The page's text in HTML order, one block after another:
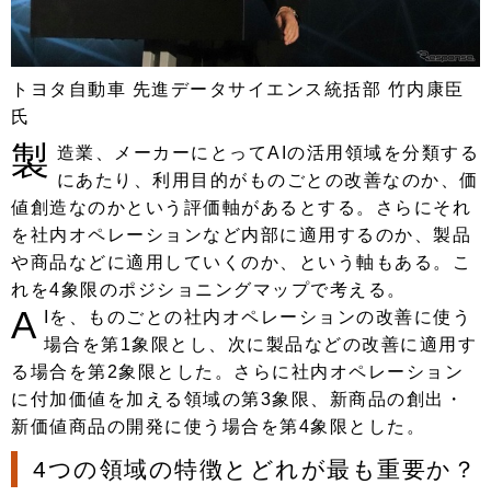
トヨタ自動車 先進データサイエンス統括部 竹内康臣
氏
製 造業、メーカーにとってAIの活用領域を分類する
にあたり、利用目的がものごとの改善なのか、価
値創造なのかという評価軸があるとする。さらにそれ
を社内オペレーションなど内部に適用するのか、製品
や商品などに適用していくのか、という軸もある。こ
れを4象限のポジショニングマップで考える。
A
Iを、ものごとの社内オペレーションの改善に使う
場合を第1象限とし、次に製品などの改善に適用す
る場合を第2象限とした。さらに社内オペレーション
に付加価値を加える領域の第3象限、新商品の創出・
新価値商品の開発に使う場合を第4象限とした。
4つの領域の特徴とどれが最も重要か？